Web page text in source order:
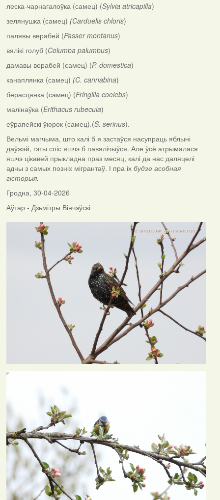
леска-чарнагалоўка (самец) (Sylvia atricapilla)
зелянушка (самец) (Carduelis chloris)
палявы верабей (Passer montanus)
вялікі голуб (Columba palumbus)
дамавы верабей (самец) (P. domestica)
канаплянка (самец) (C. cannabina)
берасцянка (самец) (Fringilla coelebs)
малінаўка (Erithacus rubecula)
еўрапейскі ўюрок (самец).(S. serinus).
Вельмі магчыма, што калі б я застаўся насупраць яблыні
даўжэй, гэты спіс яшчэ б павялічыўся. Але ўсё атрымалася
яшчэ цікавей прыкладна праз месяц, калі да нас даляцелі
адны з самых позніх мігрантаў. І пра іх будзе асобная
гісторыя.
Гродна, 30-04-2026
Аўтар - Дзьмітры Вінчэўскі